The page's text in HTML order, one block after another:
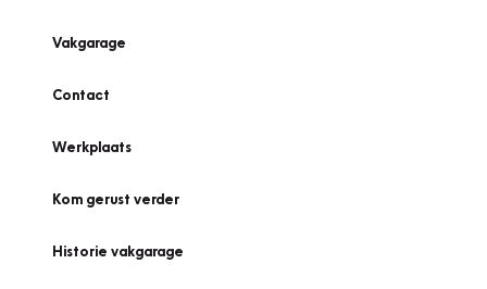
Vakgarage
Contact
Werkplaats
Kom gerust verder
Historie vakgarage